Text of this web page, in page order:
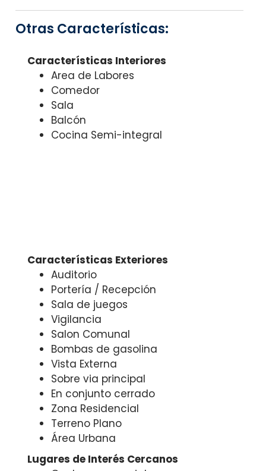
Otras Características:
Características Interiores
Area de Labores
Comedor
Sala
Balcón
Cocina Semi-integral
Características Exteriores
Auditorio
Portería / Recepción
Sala de juegos
Vigilancia
Salon Comunal
Bombas de gasolina
Vista Externa
Sobre via principal
En conjunto cerrado
Zona Residencial
Terreno Plano
Área Urbana
Lugares de Interés Cercanos